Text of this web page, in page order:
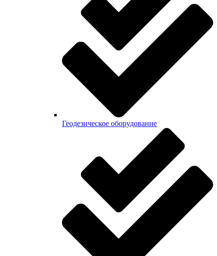
Геодезическое оборудование